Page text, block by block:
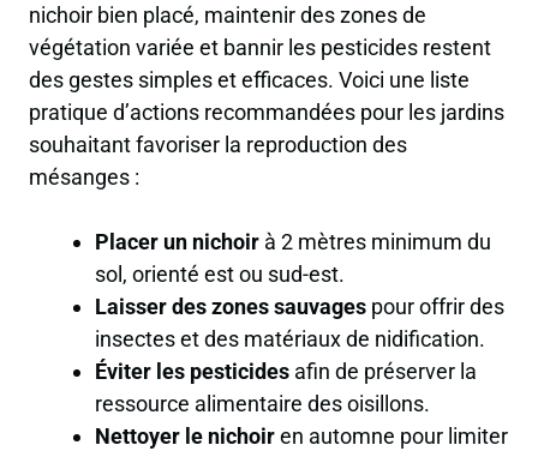
nichoir bien placé, maintenir des zones de
végétation variée et bannir les pesticides restent
des gestes simples et efficaces. Voici une liste
pratique d’actions recommandées pour les jardins
souhaitant favoriser la reproduction des
mésanges :
Placer un nichoirà 2 mètres minimum du
sol, orienté est ou sud-est.
Laisser des zones sauvagespour offrir des
insectes et des matériaux de nidification.
Éviter les pesticidesafin de préserver la
ressource alimentaire des oisillons.
Nettoyer le nichoiren automne pour limiter